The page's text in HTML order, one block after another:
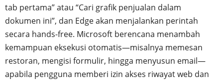
tab pertama” atau “Cari grafik penjualan dalam
dokumen ini”, dan Edge akan menjalankan perintah
secara hands-free. Microsoft berencana menambah
kemampuan eksekusi otomatis—misalnya memesan
restoran, mengisi formulir, hingga menyusun email—
apabila pengguna memberi izin akses riwayat web dan